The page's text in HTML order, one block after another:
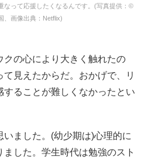
なって応援したくなるんです。(写真提供：©
、画像出典：Netflix)
クの心により大きく触れたの
見えたからだ。おかげで、リ
することが難しくなかったとい
いました。(幼少期は)心理的に
した。学生時代は勉強のスト